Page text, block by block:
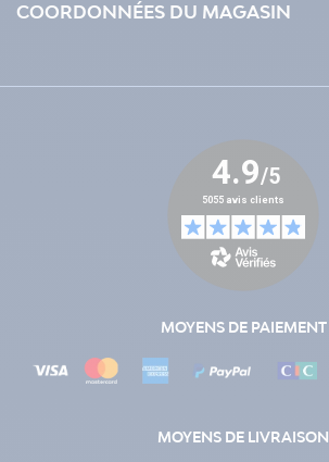
COORDONNÉES DU MAGASIN
MOYENS DE PAIEMENT
MOYENS DE LIVRAISON